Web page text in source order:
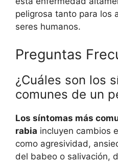
peligrosa tanto para los
seres humanos.
Preguntas
¿Cuáles son los
comunes de un
Los síntomas más
rabia incluyen cambios
como agresividad,
del babeo o salivación,